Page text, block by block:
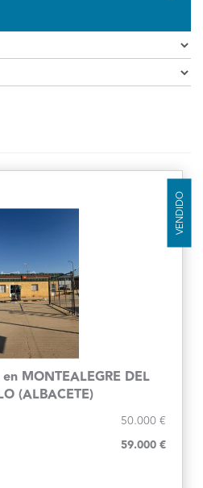
VENDIDO
MONTEALEGRE DEL
(ALBACETE)
50.000 €
59.000 €